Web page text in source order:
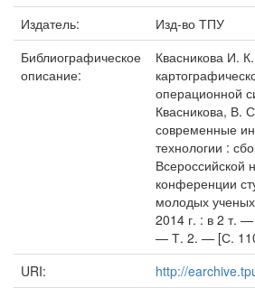
Издатель:
Изд-во ТПУ
Библиографическое
описание:
Квасникова И.
операционной
Квасникова, В.
современные
технологии :
Всероссийской
конференции
молодых
2014 г. : в 2 т.
— Т. 2. — [С.
URI:
http://